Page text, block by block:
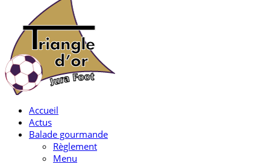
Accueil
Actus
Balade gourmande
Règlement
Menu